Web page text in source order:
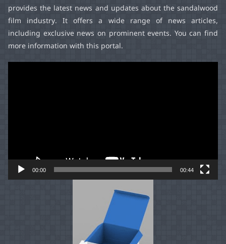
provides the latest news and updates about the sandalwood
film industry. It offers a wide range of news articles,
including exclusive news on prominent events. You can find
more information with this portal.
00:00 00:44